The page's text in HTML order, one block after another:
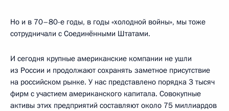
Но и в 70–80-е годы, в годы «холодной войны», мы тоже
сотрудничали с Соединёнными Штатами.
И сегодня крупные американские компании не ушли
из России и продолжают сохранять заметное присутствие
на российском рынке. У нас представлено порядка 3 тысяч
фирм с участием американского капитала. Совокупные
активы этих предприятий составляют около 75 миллиардов